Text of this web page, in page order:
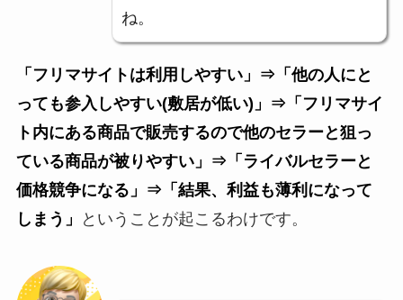
ね。
「フリマサイトは利用しやすい」 ⇒ 「他の人にと
っても参入しやすい(敷居が低い)」 ⇒ 「フリマサイ
ト内にある商品で販売するので他のセラーと狙っ
ている商品が被りやすい」 ⇒ 「ライバルセラーと
価格競争になる」 ⇒ 「結果、利益も薄利になって
しまう」
ということが起こるわけです。